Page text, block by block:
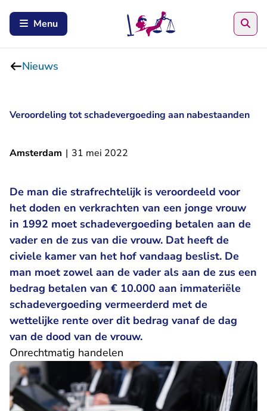
Menu
Nieuws
Veroordeling tot schadevergoeding aan nabestaanden
Amsterdam | 31 mei 2022
De man die strafrechtelijk is veroordeeld voor
het doden en verkrachten van een jonge vrouw
in 1992 moet schadevergoeding betalen aan de
vader en de zus van die vrouw. Dat heeft de
civiele kamer van het hof vandaag beslist. De
man moet zowel aan de vader als aan de zus een
bedrag betalen van € 10.000 aan immateriële
schadevergoeding vermeerderd met de
wettelijke rente over dit bedrag vanaf de dag
van de dood van de vrouw.
Onrechtmatig handelen